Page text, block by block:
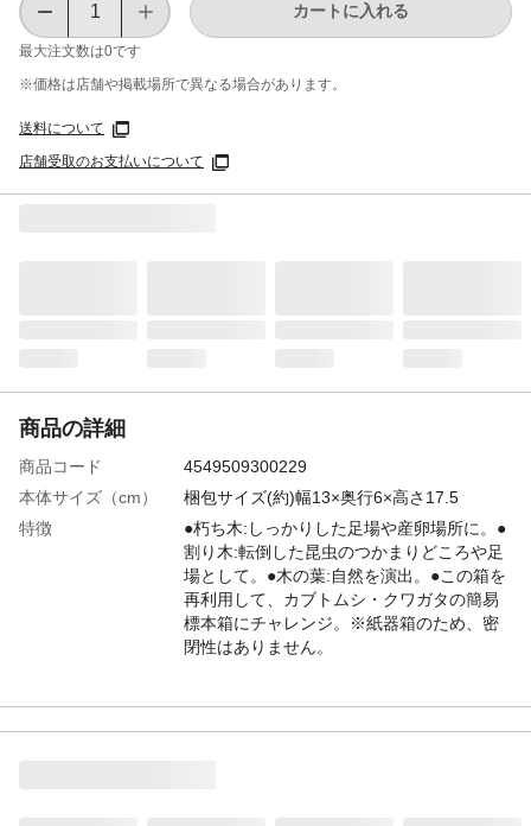
最大注文数は0です
カートに入れる
※価格は​店舗や​掲載場所で​異なる​場合が​あります。
送料について
店舗受取のお支払いについて
商品の詳細
商品コード
4549509300229
本体サイズ（cm）
梱包サイズ(約)幅13×奥行6×高さ17.5
特徴
●朽ち木:しっかりした足場や産卵場所に。●
割り木:転倒した昆虫のつかまりどころや足
場として。●木の葉:自然を演出。●この箱を
再利用して、カブトムシ・クワガタの簡易
標本箱にチャレンジ。※紙器箱のため、密
閉性はありません。
付属品／セット内容
朽ち木、割り木、木の葉